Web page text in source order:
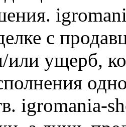
с
или ущерб,
igromania-